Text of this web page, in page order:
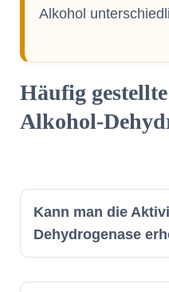
Alkohol
Häufig
Alkohol-
Kann man die
Dehydrogenase